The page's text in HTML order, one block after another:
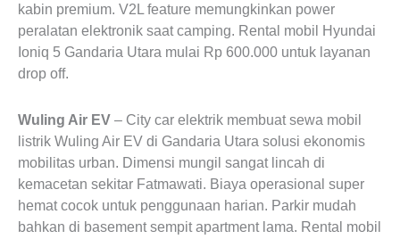
kabin premium. V2L feature memungkinkan power
peralatan elektronik saat camping. Rental mobil Hyundai
Ioniq 5 Gandaria Utara mulai Rp 600.000 untuk layanan
drop off.
Wuling Air EV – City car elektrik membuat sewa mobil
listrik Wuling Air EV di Gandaria Utara solusi ekonomis
mobilitas urban. Dimensi mungil sangat lincah di
kemacetan sekitar Fatmawati. Biaya operasional super
hemat cocok untuk penggunaan harian. Parkir mudah
bahkan di basement sempit apartment lama. Rental mobil